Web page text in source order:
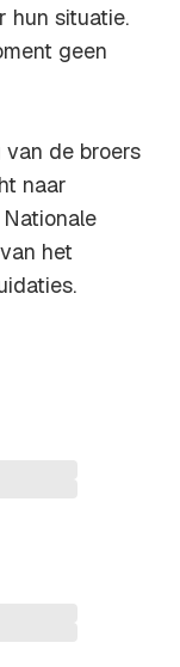
hun situatie.
geen
de broers
naar
het